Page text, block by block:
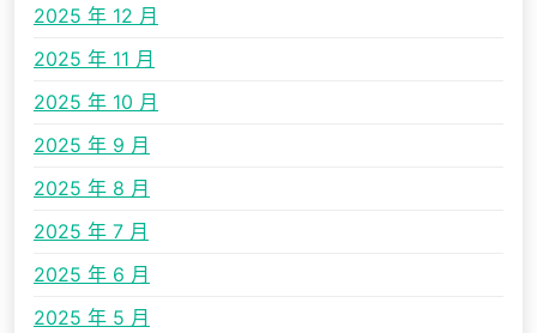
2025 年 12 月
2025 年 11 月
2025 年 10 月
2025 年 9 月
2025 年 8 月
2025 年 7 月
2025 年 6 月
2025 年 5 月